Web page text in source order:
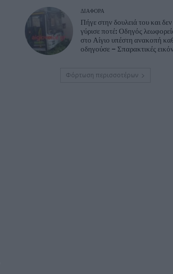
ΔΙΆΦΟΡΑ
Πήγε στην δουλειά του και δεν
γύρισε ποτέ: Οδηγός
στο Αίγιο υπέστη ανακοπή
οδηγούσε – Σπαρακτικές
Φόρτωση περισσοτέρων